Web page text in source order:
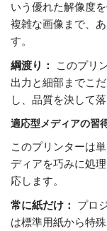
いう優れた解像度
複雑な画像まで、
す。
綱渡り：
このプリ
出力と細部までこ
し、品質を決して
適応型メディアの習
このプリンターは
ディアを巧みに処
応します。
常に紙だけ： プロ
は標準用紙から特